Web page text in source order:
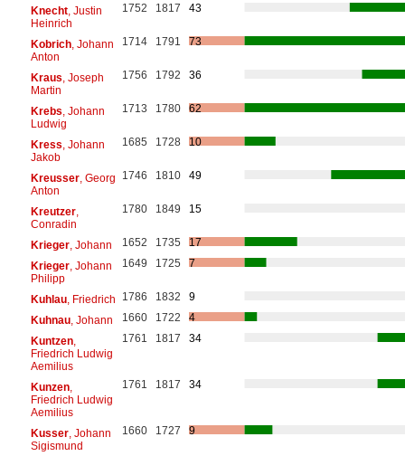
Knecht, Justin
Heinrich
1752 1817 43
Kobrich, Johann
Anton
1714 1791 73
Kraus , Joseph
Martin
1756 1792 36
Krebs , Johann
Ludwig
1713 1780 62
Kress , Johann
Jakob
1685 1728 10
Kreusser, Georg
Anton
1746 1810 49
Kreutzer,
Conradin
1780 1849 15
Krieger, Johann 1652 1735
17
Krieger, Johann
Philipp
1649 1725 7
Kuhlau, Friedrich 1786 1832
9
Kuhnau, Johann 1660 1722
4
Kuntzen,
Friedrich Ludwig
Aemilius
1761 1817 34
Kunzen,
Friedrich Ludwig
Aemilius
1761 1817 34
Kusser, Johann
Sigismund
1660 1727 9